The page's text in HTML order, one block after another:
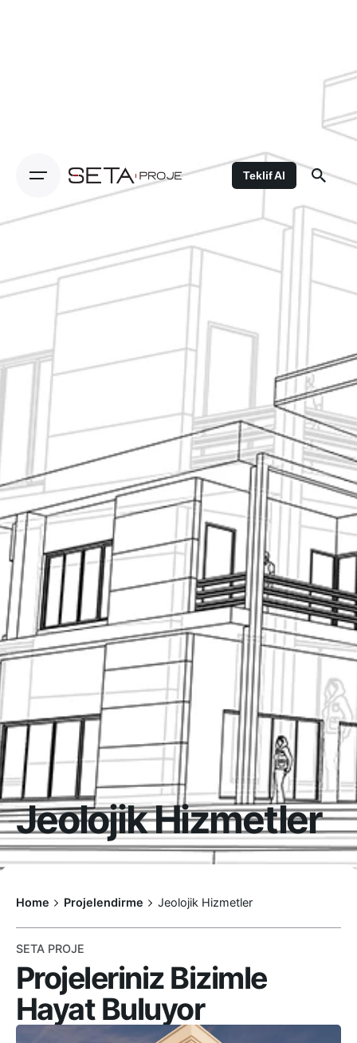
Teklif Al
Jeolojik Hizmetler
Home Projelendirme Jeolojik Hizmetler
SETA PROJE
Projeleriniz Bizimle
Hayat Buluyor